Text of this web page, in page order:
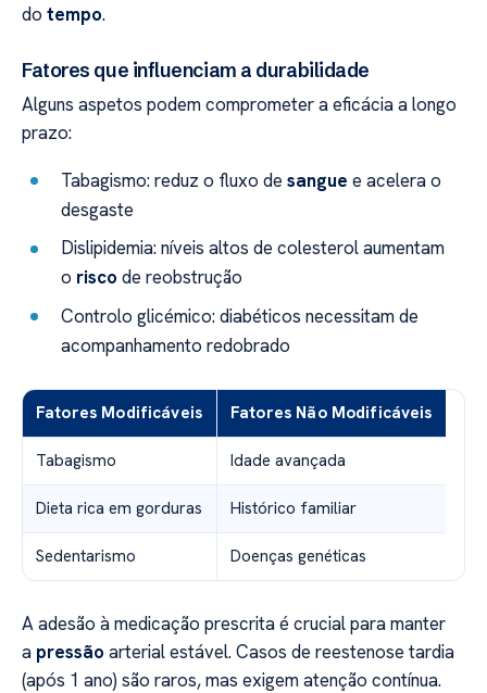
do tempo.
Fatores que influenciam a durabilidade
Alguns aspetos podem comprometer a eficácia a longo
prazo:
Tabagismo: reduz o fluxo desangue e acelera o
desgaste
Dislipidemia: níveis altos de colesterol aumentam
o risco de reobstrução
Controlo glicémico: diabéticos necessitam de
acompanhamento redobrado
Fatores Modificáveis Fatores Não Modificáveis
Tabagismo Idade avançada
Dieta rica em gorduras Histórico familiar
Sedentarismo Doenças genéticas
A adesão à medicação prescrita é crucial para manter
a pressão arterial estável. Casos de reestenose tardia
(após 1 ano) são raros, mas exigem atenção contínua.